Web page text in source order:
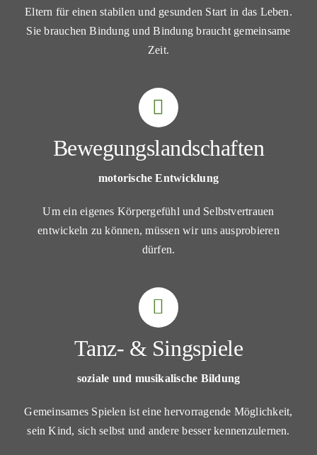
Eltern für einen stabilen und gesunden Start in das Leben.
Sie brauchen Bindung und Bindung braucht gemeinsame
Zeit.
Bewegungslandschaften
motorische Entwicklung
Um ein eigenes Körpergefühl und Selbstvertrauen
entwickeln zu können, müssen wir uns ausprobieren
dürfen.
Tanz- & Singspiele
soziale und musikalische Bildung
Gemeinsames Spielen ist eine hervorragende Möglichkeit,
sein Kind, sich selbst und andere besser kennenzulernen.